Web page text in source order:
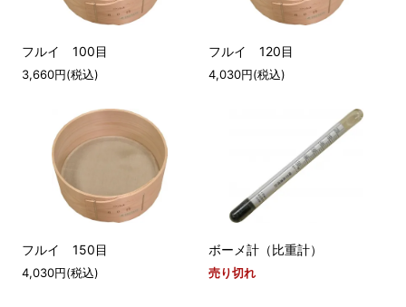
フルイ 100目
3,660円(税込)
フルイ 120目
4,030円(税込)
フルイ 150目
4,030円(税込)
ボーメ計（比重計）
売り切れ